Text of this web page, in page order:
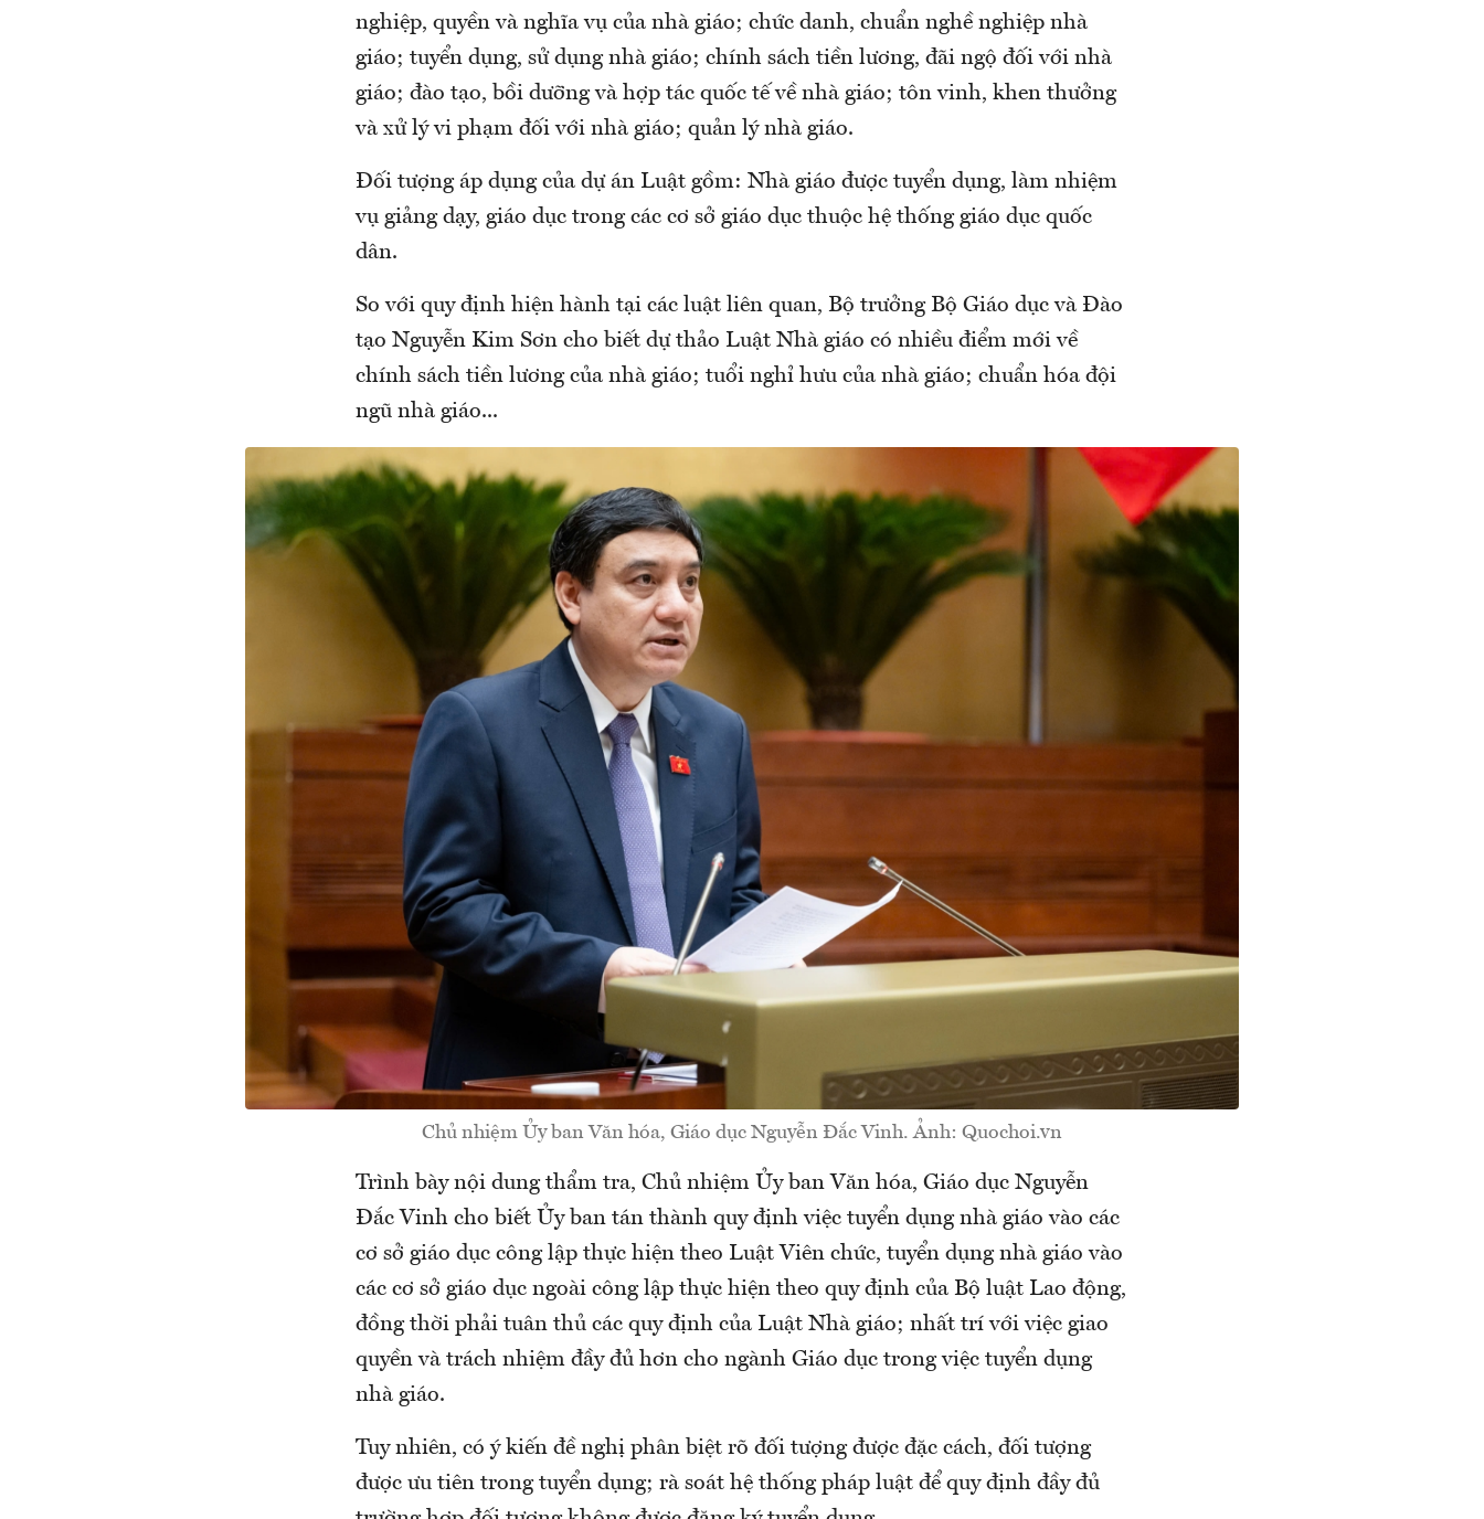
nghiệp, quyền và nghĩa vụ của nhà giáo; chức danh, chuẩn nghề nghiệp nhà
giáo; tuyển dụng, sử dụng nhà giáo; chính sách tiền lương, đãi ngộ đối với nhà
giáo; đào tạo, bồi dưỡng và hợp tác quốc tế về nhà giáo; tôn vinh, khen thưởng
và xử lý vi phạm đối với nhà giáo; quản lý nhà giáo.
Đối tượng áp dụng của dự án Luật gồm: Nhà giáo được tuyển dụng, làm nhiệm
vụ giảng dạy, giáo dục trong các cơ sở giáo dục thuộc hệ thống giáo dục quốc
dân.
So với quy định hiện hành tại các luật liên quan, Bộ trưởng Bộ Giáo dục và Đào
tạo Nguyễn Kim Sơn cho biết dự thảo Luật Nhà giáo có nhiều điểm mới về
chính sách tiền lương của nhà giáo; tuổi nghỉ hưu của nhà giáo; chuẩn hóa đội
ngũ nhà giáo...
Chủ nhiệm Ủy ban Văn hóa, Giáo dục Nguyễn Đắc Vinh. Ảnh: Quochoi.vn
Trình bày nội dung thẩm tra, Chủ nhiệm Ủy ban Văn hóa, Giáo dục Nguyễn
Đắc Vinh cho biết Ủy ban tán thành quy định việc tuyển dụng nhà giáo vào các
cơ sở giáo dục công lập thực hiện theo Luật Viên chức, tuyển dụng nhà giáo vào
các cơ sở giáo dục ngoài công lập thực hiện theo quy định của Bộ luật Lao động,
đồng thời phải tuân thủ các quy định của Luật Nhà giáo; nhất trí với việc giao
quyền và trách nhiệm đầy đủ hơn cho ngành Giáo dục trong việc tuyển dụng
nhà giáo.
Tuy nhiên, có ý kiến đề nghị phân biệt rõ đối tượng được đặc cách, đối tượng
được ưu tiên trong tuyển dụng; rà soát hệ thống pháp luật để quy định đầy đủ